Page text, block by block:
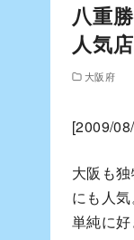
八重
人気店
大阪府
[2009/
大阪も
にも人
単純に